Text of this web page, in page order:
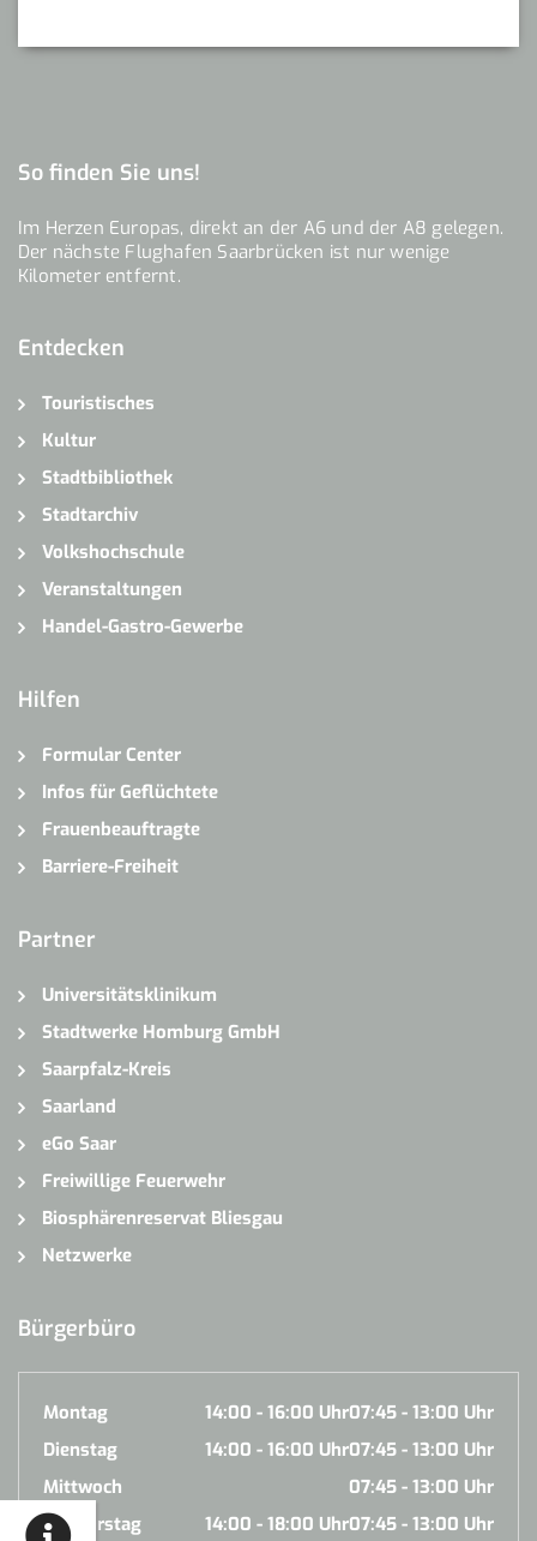
So finden Sie uns!
Im Herzen Europas, direkt an der A6 und der A8 gelegen.
Der nächste Flughafen Saarbrücken ist nur wenige
Kilometer entfernt.
Entdecken
Touristisches
Kultur
Stadtbibliothek
Stadtarchiv
Volkshochschule
Veranstaltungen
Handel-Gastro-Gewerbe
Hilfen
Formular Center
Infos für Geflüchtete
Frauenbeauftragte
Barriere-Freiheit
Partner
Universitätsklinikum
Stadtwerke Homburg GmbH
Saarpfalz-Kreis
Saarland
eGo Saar
Freiwillige Feuerwehr
Biosphärenreservat Bliesgau
Netzwerke
Bürgerbüro
Montag 07:45 - 13:00 Uhr
14:00 - 16:00 Uhr
Dienstag
07:45 - 13:00 Uhr
14:00 - 16:00 Uhr
Mittwoch
07:45 - 13:00 Uhr
Donnerstag
07:45 - 13:00 Uhr
14:00 - 18:00 Uhr